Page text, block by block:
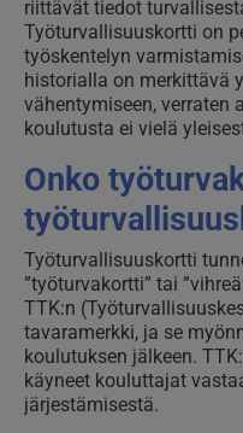
riittävät tiedot
Työturvallisuuskortti on
työskentelyn
historialla on merkittävä
vähentymiseen, verraten
koulutusta ei vielä
Onko
Työturvallisuuskortti
”työturvakortti” tai
TTK:n
tavaramerkki, ja se
koulutuksen jälkeen.
käyneet kouluttajat
järjestämisestä.